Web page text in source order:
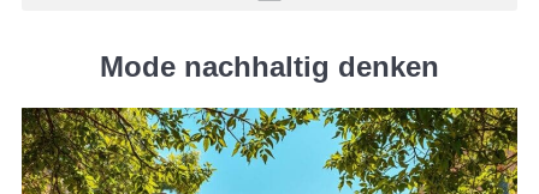
Mode nachhaltig denken